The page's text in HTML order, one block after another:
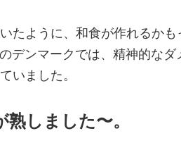
たように、和食が作れるかも
デンマークでは、精神的なダ
いました。
しました〜。